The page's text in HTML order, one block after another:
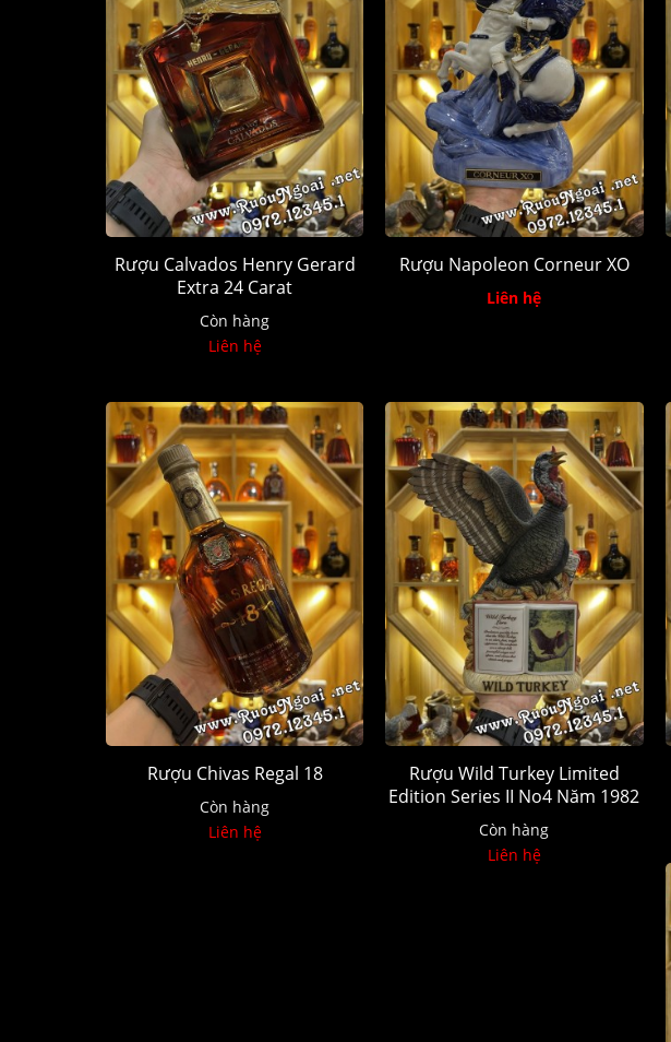
Rượu Calvados Henry Gerard
Extra 24 Carat
Còn hàng
Liên hệ
Rượu Napoleon Corneur XO
Liên hệ
Rượu Chivas Regal 18
Còn hàng
Liên hệ
Rượu Wild Turkey Limited
Edition Series II No4 Năm 1982
Còn hàng
Liên hệ